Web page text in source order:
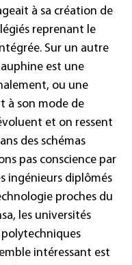
à sa création de
reprenant le
Sur un autre
est une
ou une
à son mode de
et on ressent
des schémas
pas conscience par
ingénieurs diplômés
proches du
les universités
intéressant est